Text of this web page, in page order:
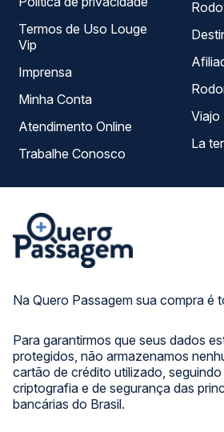
Na Quero Passagem sua compra é
Para garantirmos que seus dados
protegidos, não armazenamos
cartão de crédito utilizado,
criptografia e de segurança das
bancárias do Brasil.
Termos de Uso Louge
Vip
Imprensa
Minha Conta
Atendimento Online
Trabalhe Conosco
Viajo